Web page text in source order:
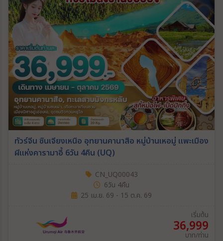
ทัวร์จีน ซินเจียงเหนือ อุทยานคานาสือ หมู่บ้านเหอมู่ แพะเมือง
ผีแห่งคารามาอี้ 6วัน 4คืน (UQ)
CN_UQ00043
6วัน 4คืน
25 เม.ย. 69 - 15 ต.ค. 69
เริ่มต้น
36,999
บาท/ท่าน